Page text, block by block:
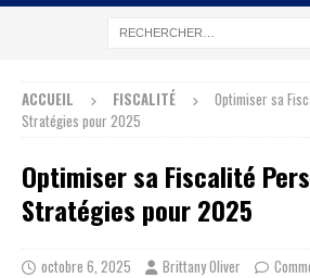
ACCUEIL FISCALITÉ
Optimiser sa
Stratégies pour 2025
Optimiser sa Fiscalité
Stratégies pour 2025
octobre 6, 2025 Brittany Oliver